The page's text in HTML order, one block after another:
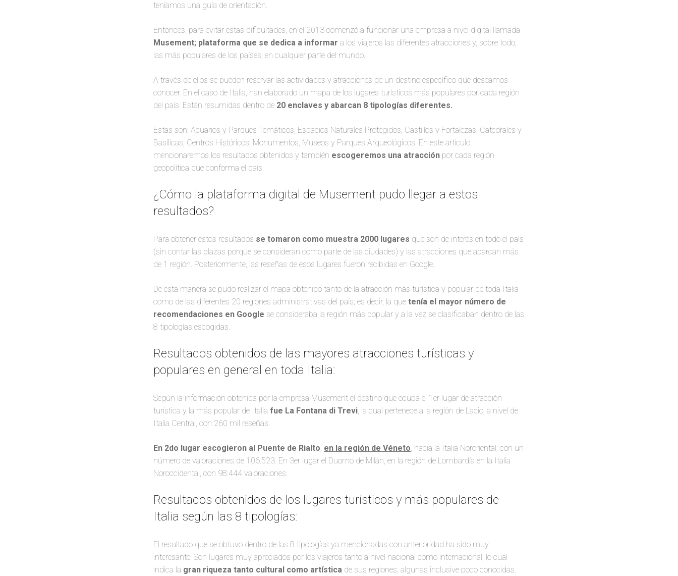
teníamos una guía de orientación.
Entonces, para evitar estas dificultades, en el 2013 comenzó a funcionar una empresa a nivel digital llamada
Musement; plataforma que se dedica a informar a los viajeros las diferentes atracciones y, sobre todo,
las más populares de los países; en cualquier parte del mundo.
A través de ellos se pueden reservar las actividades y atracciones de un destino específico que deseamos
conocer. En el caso de Italia, han elaborado un mapa de los lugares turísticos más populares por cada región
del país. Están resumidas dentro de 20 enclaves y abarcan 8 tipologías diferentes.
Estas son: Acuarios y Parques Temáticos, Espacios Naturales Protegidos, Castillos y Fortalezas, Catedrales y
Basílicas, Centros Históricos, Monumentos, Museos y Parques Arqueológicos. En este artículo
mencionaremos los resultados obtenidos y también escogeremos una atracción por cada región
geopolítica que conforma el país.
¿Cómo la plataforma digital de Musement pudo llegar a estos
resultados?
Para obtener estos resultados se tomaron como muestra 2000 lugares que son de interés en todo el país
(sin contar las plazas porque se consideran como parte de las ciudades) y las atracciones que abarcan más
de 1 región. Posteriormente, las reseñas de esos lugares fueron recibidas en Google.
De esta manera se pudo realizar el mapa obtenido tanto de la atracción más turística y popular de toda Italia
como de las diferentes 20 regiones administrativas del país; es decir, la que tenía el mayor número de
recomendaciones en Google se consideraba la región más popular y a la vez se clasificaban dentro de las
8 tipologías escogidas.
Resultados obtenidos de las mayores atracciones turísticas y
populares en general en toda Italia:
Según la información obtenida por la empresa Musement el destino que ocupa el 1er lugar de atracción
turística y la más popular de Italia fue La Fontana di Trevi, la cual pertenece a la región de Lacio, a nivel de
Italia Central, con 260 mil reseñas.
En 2do lugar escogieron al Puente de Rialto, en la región de Véneto, hacia la Italia Nororiental; con un
número de valoraciones de 106.523. En 3er lugar el Duomo de Milán, en la región de Lombardía en la Italia
Noroccidental, con 98.444 valoraciones.
Resultados obtenidos de los lugares turísticos y más populares de
Italia según las 8 tipologías:
El resultado que se obtuvo dentro de las 8 tipologías ya mencionadas con anterioridad ha sido muy
interesante. Son lugares muy apreciados por los viajeros tanto a nivel nacional como internacional, lo cual
indica la gran riqueza tanto cultural como artística de sus regiones; algunas inclusive poco conocidas.